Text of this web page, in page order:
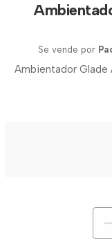
Se vende por
Ambientador Glade